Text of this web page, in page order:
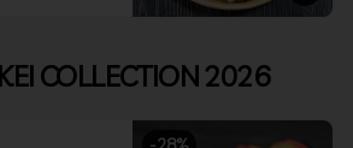
COLLECTION 2026